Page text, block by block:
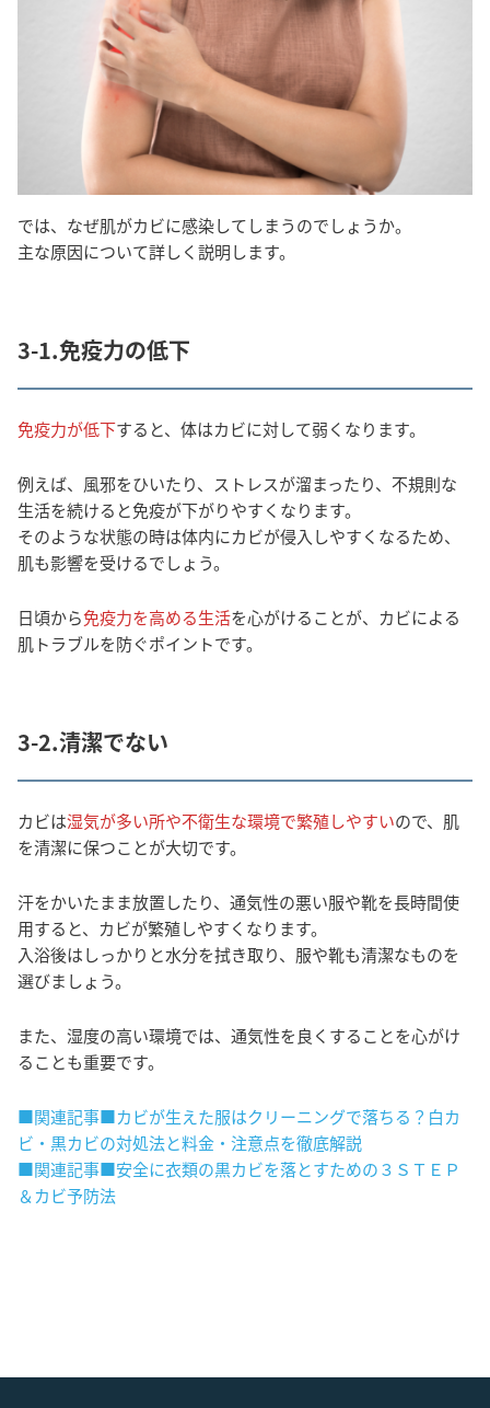
では、なぜ肌がカビに感染してしまうのでしょうか。
主な原因について詳しく説明します。
3-1.免疫力の低下
免疫力が低下すると、体はカビに対して弱くなります。
例えば、風邪をひいたり、ストレスが溜まったり、不規則な
生活を続けると免疫が下がりやすくなります。
そのような状態の時は体内にカビが侵入しやすくなるため、
肌も影響を受けるでしょう。
日頃から免疫力を高める生活を心がけることが、カビによる
肌トラブルを防ぐポイントです。
3-2.清潔でない
カビは湿気が多い所や不衛生な環境で繁殖しやすいので、肌
を清潔に保つことが大切です。
汗をかいたまま放置したり、通気性の悪い服や靴を長時間使
用すると、カビが繁殖しやすくなります。
入浴後はしっかりと水分を拭き取り、服や靴も清潔なものを
選びましょう。
また、湿度の高い環境では、通気性を良くすることを心がけ
ることも重要です。
■関連記事■カビが生えた服はクリーニングで落ちる？白カ
ビ・黒カビの対処法と料金・注意点を徹底解説
■関連記事■安全に衣類の黒カビを落とすための３ＳＴＥＰ
＆カビ予防法